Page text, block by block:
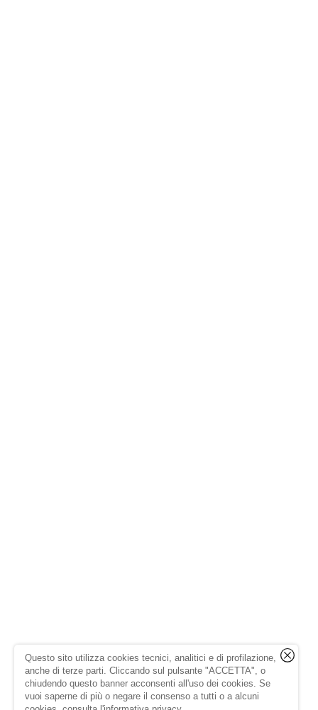
Questo sito utilizza cookies tecnici, analitici e di profilazione,
anche di terze parti. Cliccando sul pulsante "ACCETTA", o
chiudendo questo banner acconsenti all'uso dei cookies. Se
vuoi saperne di più o negare il consenso a tutti o a alcuni